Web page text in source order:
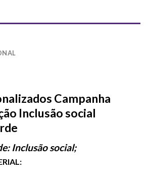
Campanha
Inclusão social
Inclusão social;